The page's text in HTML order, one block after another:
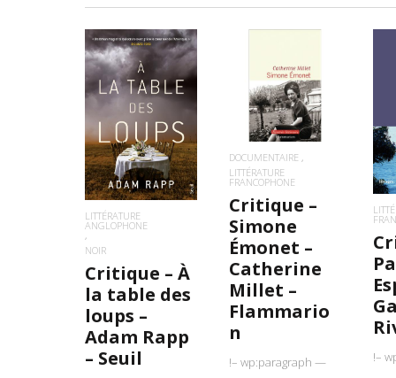
LIRE LA SUITE
LITTÉRATURE
ANGLOPHONE
NOIR
Critique – À
la table des
loups –
Adam Rapp
– Seuil
LIRE LA SUITE
DOCUMENTAIRE
LITTÉRATURE
FRANCOPHONE
Critique –
Simone
Émonet –
Catherine
Millet –
Flammario
n
!– wp:paragraph — !–